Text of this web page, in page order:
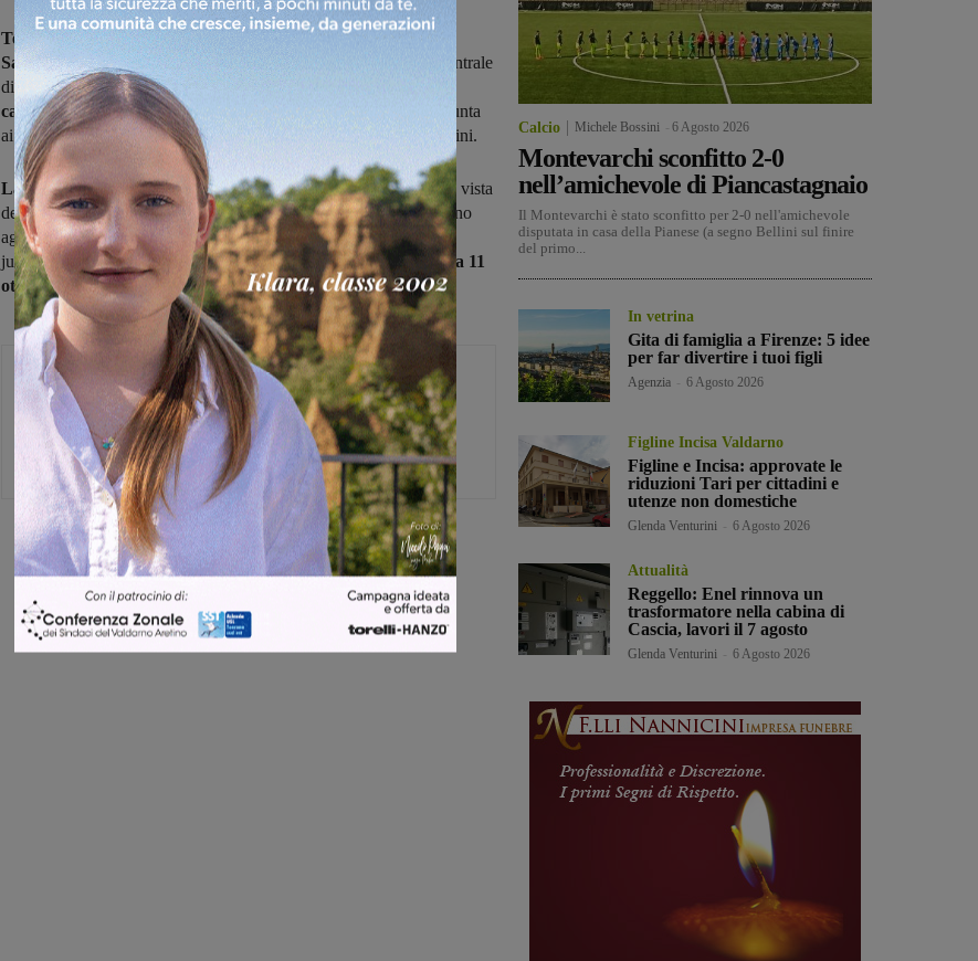
Tesserando tre calciatori in quota provenienti dalla
Sangiovannese,gli esterni classe 2002 Rullo e Martucci più il centrale
difensivo del 2001 Emanuele Bruno,
la Bucinese ha chiuso una
campagna acquistiche ha visto arrivare sedici giocatori, in aggiunta
ai confermati Nofri, Innocenti, Savelli, Parisi, Migliorini e Franchini.
La preparazione, agli ordini di mister Garozzo e del suo staff in vista
del prossimo torneo di Promozione, inizierà il 3 settembre e saranno
aggregati alla prima squadra anche alcuni ragazzi della squadra
juniores. La Coppa Italia prenderà il via il 20 settembre,domenica 11
ottobre la data di inizio del campionato.
Michele Bossini
Share
Calcio Michele Bossini 6 Agosto 2026
Montevarchi sconfitto 2-0
nell’amichevole di Piancastagnaio
Il Montevarchi è stato sconfitto per 2-0 nell'amichevole
disputata in casa della Pianese (a segno Bellini sul finire
del primo...
In vetrina
Gita di famiglia a Firenze: 5 idee
per far divertire i tuoi figli
Agenzia 6 Agosto 2026
Figline Incisa Valdarno
Figline e Incisa: approvate le
riduzioni Tari per cittadini e
utenze non domestiche
Glenda Venturini 6 Agosto 2026
Attualità
Reggello: Enel rinnova un
trasformatore nella cabina di
Cascia, lavori il 7 agosto
Glenda Venturini 6 Agosto 2026